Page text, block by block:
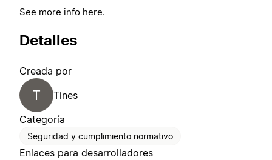
See more info here.
Detalles
Creada por
T
Tines
Categoría
Seguridad y cumplimiento normativo
Enlaces para desarrolladores